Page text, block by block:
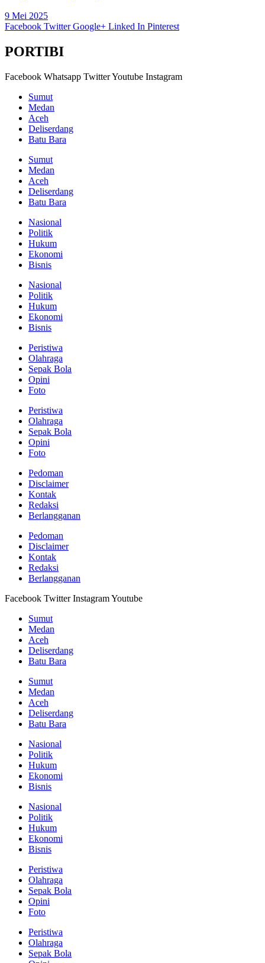
9 Mei 2025
Facebook Twitter Google+ Linked In Pinterest
PORTIBI
Facebook Whatsapp TwitterYoutube Instagram
Sumut
Medan
Aceh
Deliserdang
Batu Bara
Sumut
Medan
Aceh
Deliserdang
Batu Bara
Nasional
Politik
Hukum
Ekonomi
Bisnis
Nasional
Politik
Hukum
Ekonomi
Bisnis
Peristiwa
Olahraga
Sepak Bola
Opini
Foto
Peristiwa
Olahraga
Sepak Bola
Opini
Foto
Pedoman
Disclaimer
Kontak
Redaksi
Berlangganan
Pedoman
Disclaimer
Kontak
Redaksi
Berlangganan
Facebook Twitter InstagramYoutube
Sumut
Medan
Aceh
Deliserdang
Batu Bara
Sumut
Medan
Aceh
Deliserdang
Batu Bara
Nasional
Politik
Hukum
Ekonomi
Bisnis
Nasional
Politik
Hukum
Ekonomi
Bisnis
Peristiwa
Olahraga
Sepak Bola
Opini
Foto
Peristiwa
Olahraga
Sepak Bola